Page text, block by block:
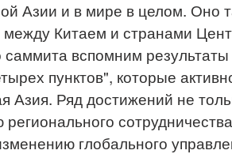
Азии и в мире в целом. Оно
между Китаем и странами
саммита вспомним
пунктов", которые
Азия. Ряд достижений не
регионального
глобального